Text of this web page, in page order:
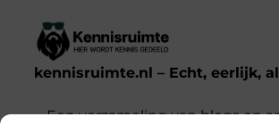
kennisruimte.nl – Echt, eerlijk,
Een verzameling van blogs en